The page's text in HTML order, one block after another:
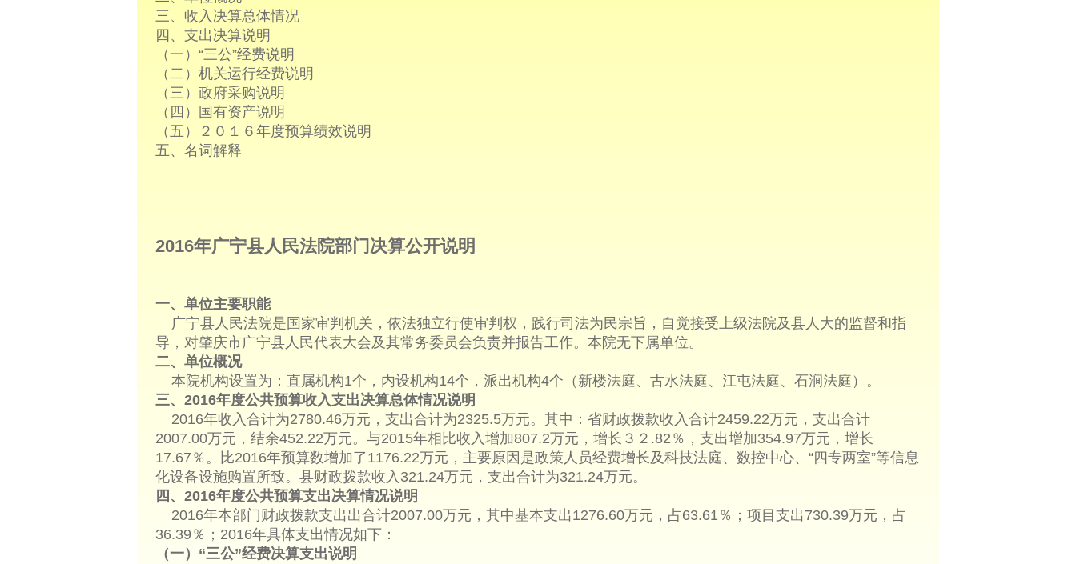
三、收入决算总体情况
四、支出决算说明
（一）“三公”经费说明
（二）机关运行经费说明
（三）政府采购说明
（四）国有资产说明
（五）２０１６年度预算绩效说明
五、名词解释
2016年广宁县人民法院部门决算公开说明
一、单位主要职能
广宁县人民法院是国家审判机关，依法独立行使审判权，践行司法为民宗旨，自觉接受上级法院及县人大的监督和指
导，对肇庆市广宁县人民代表大会及其常务委员会负责并报告工作。本院无下属单位。
二、单位概况
本院机构设置为：直属机构1个，内设机构14个，派出机构4个（新楼法庭、古水法庭、江屯法庭、石涧法庭）。
三、2016年度公共预算收入支出决算总体情况说明
2016年收入合计为2780.46万元，支出合计为2325.5万元。其中：省财政拨款收入合计2459.22万元，支出合计
2007.00万元，结余452.22万元。与2015年相比收入增加807.2万元，增长３２.82％，支出增加354.97万元，增长
17.67％。比2016年预算数增加了1176.22万元，主要原因是政策人员经费增长及科技法庭、数控中心、“四专两室”等信息
化设备设施购置所致。县财政拨款收入321.24万元，支出合计为321.24万元。
四、2016年度公共预算支出决算情况说明
2016年本部门财政拨款支出出合计2007.00万元，其中基本支出1276.60万元，占63.61％；项目支出730.39万元，占
36.39％；2016年具体支出情况如下：
（一）“三公”经费决算支出说明